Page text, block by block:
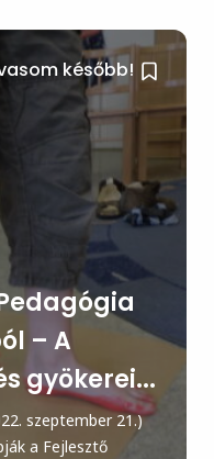
később!
– A
gyökerei...
szeptember 21.)
a Fejlesztő